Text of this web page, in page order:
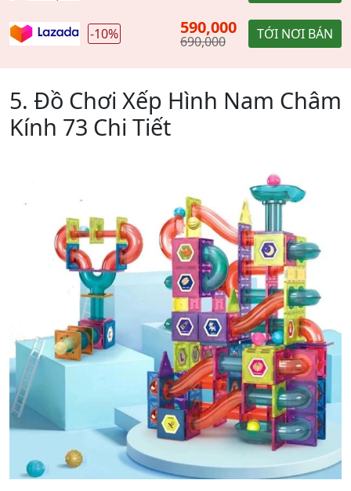
-10% 590,000
690,000 TỚI NƠI BÁN
5. Đồ Chơi Xếp Hình Nam Châm
Kính 73 Chi Tiết